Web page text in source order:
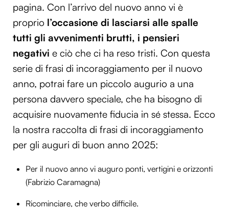
pagina. Con l’arrivo del nuovo anno vi è
proprio l’occasione di lasciarsi alle spalle
tutti gli avvenimenti brutti, i pensieri
negativi e ciò che ci ha reso tristi. Con questa
serie di frasi di incoraggiamento per il nuovo
anno, potrai fare un piccolo augurio a una
persona davvero speciale, che ha bisogno di
acquisire nuovamente fiducia in sé stessa. Ecco
la nostra raccolta di frasi di incoraggiamento
per gli auguri di buon anno 2025:
Per il nuovo anno vi auguro ponti, vertigini e orizzonti
(Fabrizio Caramagna)
Ricominciare, che verbo difficile.